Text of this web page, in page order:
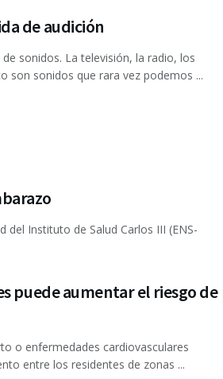
de audición
sonidos. La televisión, la radio, los
son sonidos que rara vez podemos ...
del Instituto de Salud Carlos III (ENS-
puede aumentar el riesgo de
o enfermedades cardiovasculares
entre los residentes de zonas ...